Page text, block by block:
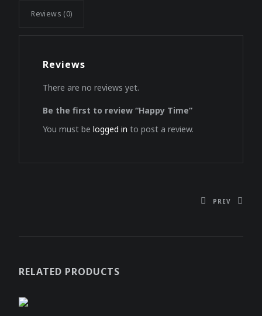
Reviews (0)
Reviews
There are no reviews yet.
Be the first to review “Happy Time”
You must belogged in to post a review.
PREV
RELATED PRODUCTS